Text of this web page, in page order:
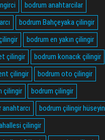
bodrum anahtarcilar
bodrum Bahçeyaka çilingir
bodrum en yakın çilingir
çilingir
bodrum konacık çilingir
çilingir
bodrum oto çilingir
çilingir
bodrum çilingir
bodrum çilingir hüseyin
çilingir